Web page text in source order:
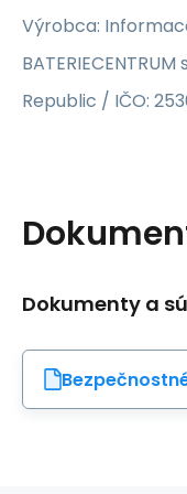
Výrobca:
Republic / IČO:
Dokumenty a